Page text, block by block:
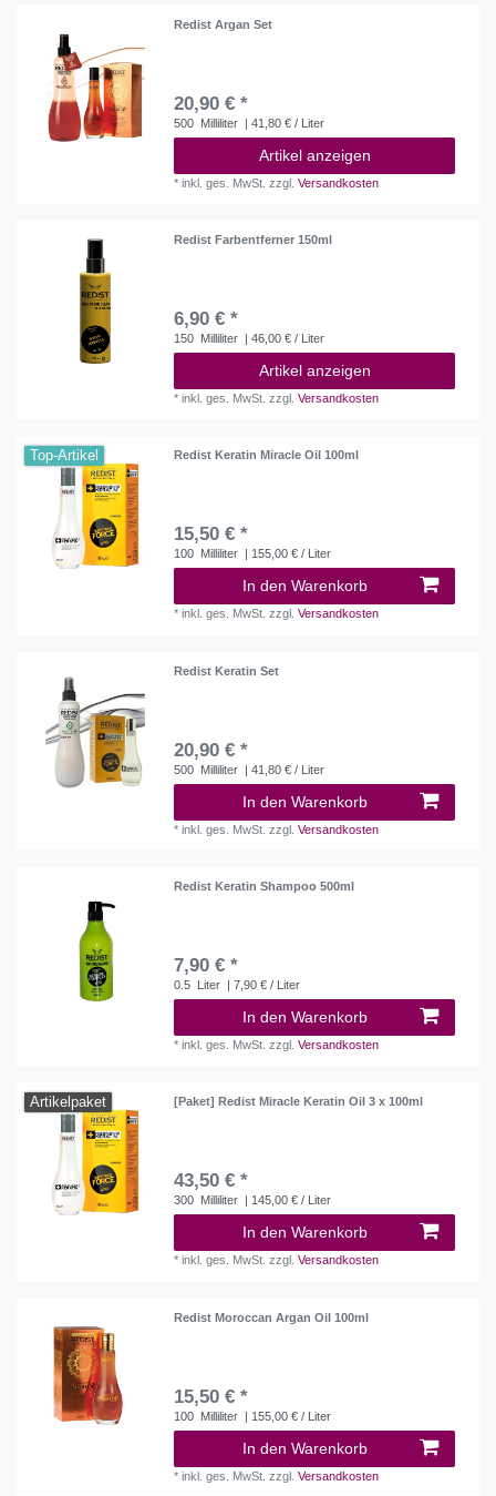
Redist Argan Set
20,90 € *
500 Milliliter | 41,80 € / Liter
Artikel anzeigen
*inkl. ges. MwSt. zzgl.Versandkosten
Redist Farbentferner 150ml
6,90 € *
150 Milliliter | 46,00 € / Liter
Artikel anzeigen
*inkl. ges. MwSt. zzgl.Versandkosten
Top-Artikel Redist Keratin Miracle Oil 100ml
15,50 € *
100 Milliliter | 155,00 € / Liter
In den Warenkorb
*inkl. ges. MwSt. zzgl.Versandkosten
Redist Keratin Set
20,90 € *
500 Milliliter | 41,80 € / Liter
In den Warenkorb
*inkl. ges. MwSt. zzgl.Versandkosten
Redist Keratin Shampoo 500ml
7,90 € *
0.5 Liter | 7,90 € / Liter
In den Warenkorb
*inkl. ges. MwSt. zzgl.Versandkosten
Artikelpaket [Paket] Redist Miracle Keratin Oil 3 x 100ml
43,50 € *
300 Milliliter | 145,00 € / Liter
In den Warenkorb
*inkl. ges. MwSt. zzgl.Versandkosten
Redist Moroccan Argan Oil 100ml
15,50 € *
100 Milliliter | 155,00 € / Liter
In den Warenkorb
*inkl. ges. MwSt. zzgl.Versandkosten